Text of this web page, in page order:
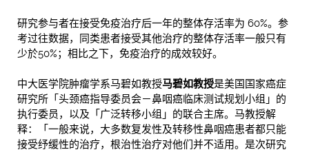
研究参与者在接受免疫治疗后一年的整体存活率为 60%。参
考过往数据，同类患者接受其他治疗的整体存活率一般只有
少於50%；相比之下，免疫治疗的成效较好。
中大医学院肿瘤学系马碧如教授马碧如教授是美国国家癌症
研究所「头颈癌指导委员会－鼻咽癌临床测试规划小组」的
执行委员，以及「广泛转移小组」的联合主席。马教授解
释：「一般来说，大多数复发性及转移性鼻咽癌患者都只能
接受纾缓性的治疗，根治性治疗对他们并不适用。是次研究